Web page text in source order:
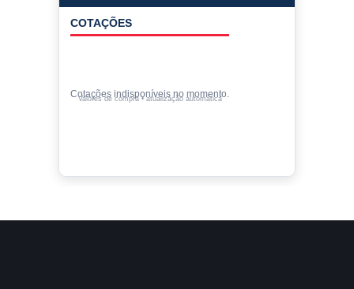
COTAÇÕES
Cotações indisponíveis no momento.
Valores de compra • atualização automática